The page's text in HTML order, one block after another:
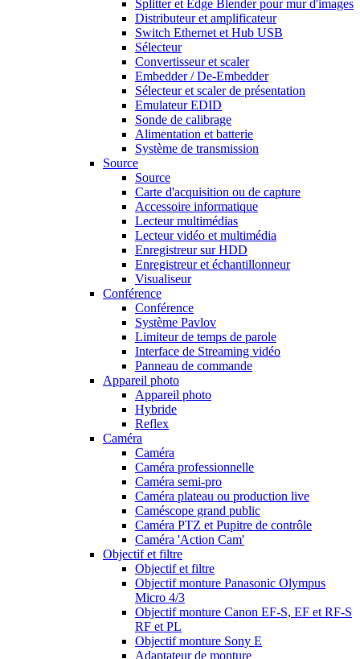
Splitter et Edge Blender pour mur d'images
Distributeur et amplificateur
Switch Ethernet et Hub USB
Sélecteur
Convertisseur et scaler
Embedder / De-Embedder
Sélecteur et scaler de présentation
Emulateur EDID
Sonde de calibrage
Alimentation et batterie
Système de transmission
Source
Source
Carte d'acquisition ou de capture
Accessoire informatique
Lecteur multimédias
Lecteur vidéo et multimédia
Enregistreur sur HDD
Enregistreur et échantillonneur
Visualiseur
Conférence
Conférence
Système Pavlov
Limiteur de temps de parole
Interface de Streaming vidéo
Panneau de commande
Appareil photo
Appareil photo
Hybride
Reflex
Caméra
Caméra
Caméra professionnelle
Caméra semi-pro
Caméra plateau ou production live
Caméscope grand public
Caméra PTZ et Pupitre de contrôle
Caméra 'Action Cam'
Objectif et filtre
Objectif et filtre
Objectif monture Panasonic Olympus
Micro 4/3
Objectif monture Canon EF-S, EF et RF-S
RF et PL
Objectif monture Sony E
Adaptateur de monture